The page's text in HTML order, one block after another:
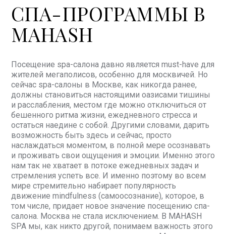
СПА-ПРОГРАММЫ В
MAHASH
Посещение spa-салона давно является must-have для
жителей мегаполисов, особенно для москвичей. Но
сейчас spa-салоны в Москве, как никогда ранее,
должны становиться настоящими оазисами тишины
и расслабления, местом где можно отключиться от
бешенного ритма жизни, ежедневного стресса и
остаться наедине с собой. Другими словами, дарить
возможность быть здесь и сейчас, просто
наслаждаться моментом, в полной мере осознавать
и проживать свои ощущения и эмоции. Именно этого
нам так не хватает в потоке ежедневных задач и
стремления успеть все. И именно поэтому во всем
мире стремительно набирает популярность
движение mindfulness (самоосознание), которое, в
том числе, придает новое значение посещению спа-
салона. Москва не стала исключением. В MAHASH
SPA мы, как никто другой, понимаем важность этого